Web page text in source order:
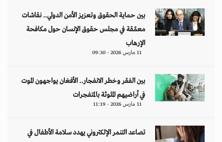
بين حماية الحقوق وتعزيز الأمن الدولي.. نقاشات
معمّقة في مجلس حقوق الإنسان حول مكافحة
الإرهاب
11 مارس 2026 - 09:30
بين الفقر وخطر الانفجار.. الأفغان يواجهون الموت
في أراضيهم الملوثة بالمتفجرات
11 مارس 2026 - 11:19
تصاعد التنمر الإلكتروني يهدد سلامة الأطفال في